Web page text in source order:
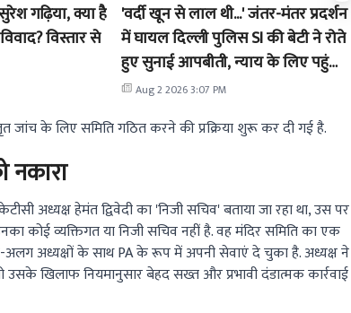
गढ़िया, क्या है
विस्तार से
'वर्दी खून से लाल थी...' जंतर-मंतर प्रदर्शन
में घायल दिल्ली पुलिस SI की बेटी ने रोते
हुए सुनाई आपबीती, न्याय के लिए पहुंचीं
सुप्रीम कोर्ट
Aug 2 2026 3:07 PM
जांच के लिए समिति गठित करने की प्रक्रिया शुरू कर दी गई है.
नकारा
अध्यक्ष हेमंत द्विवेदी का 'निजी सचिव' बताया जा रहा था, उस पर
कोई व्यक्तिगत या निजी सचिव नहीं है. वह मंदिर समिति का एक
अलग अध्यक्षों के साथ PA के रूप में अपनी सेवाएं दे चुका है. अध्यक्ष ने
उसके खिलाफ नियमानुसार बेहद सख्त और प्रभावी दंडात्मक कार्रवाई